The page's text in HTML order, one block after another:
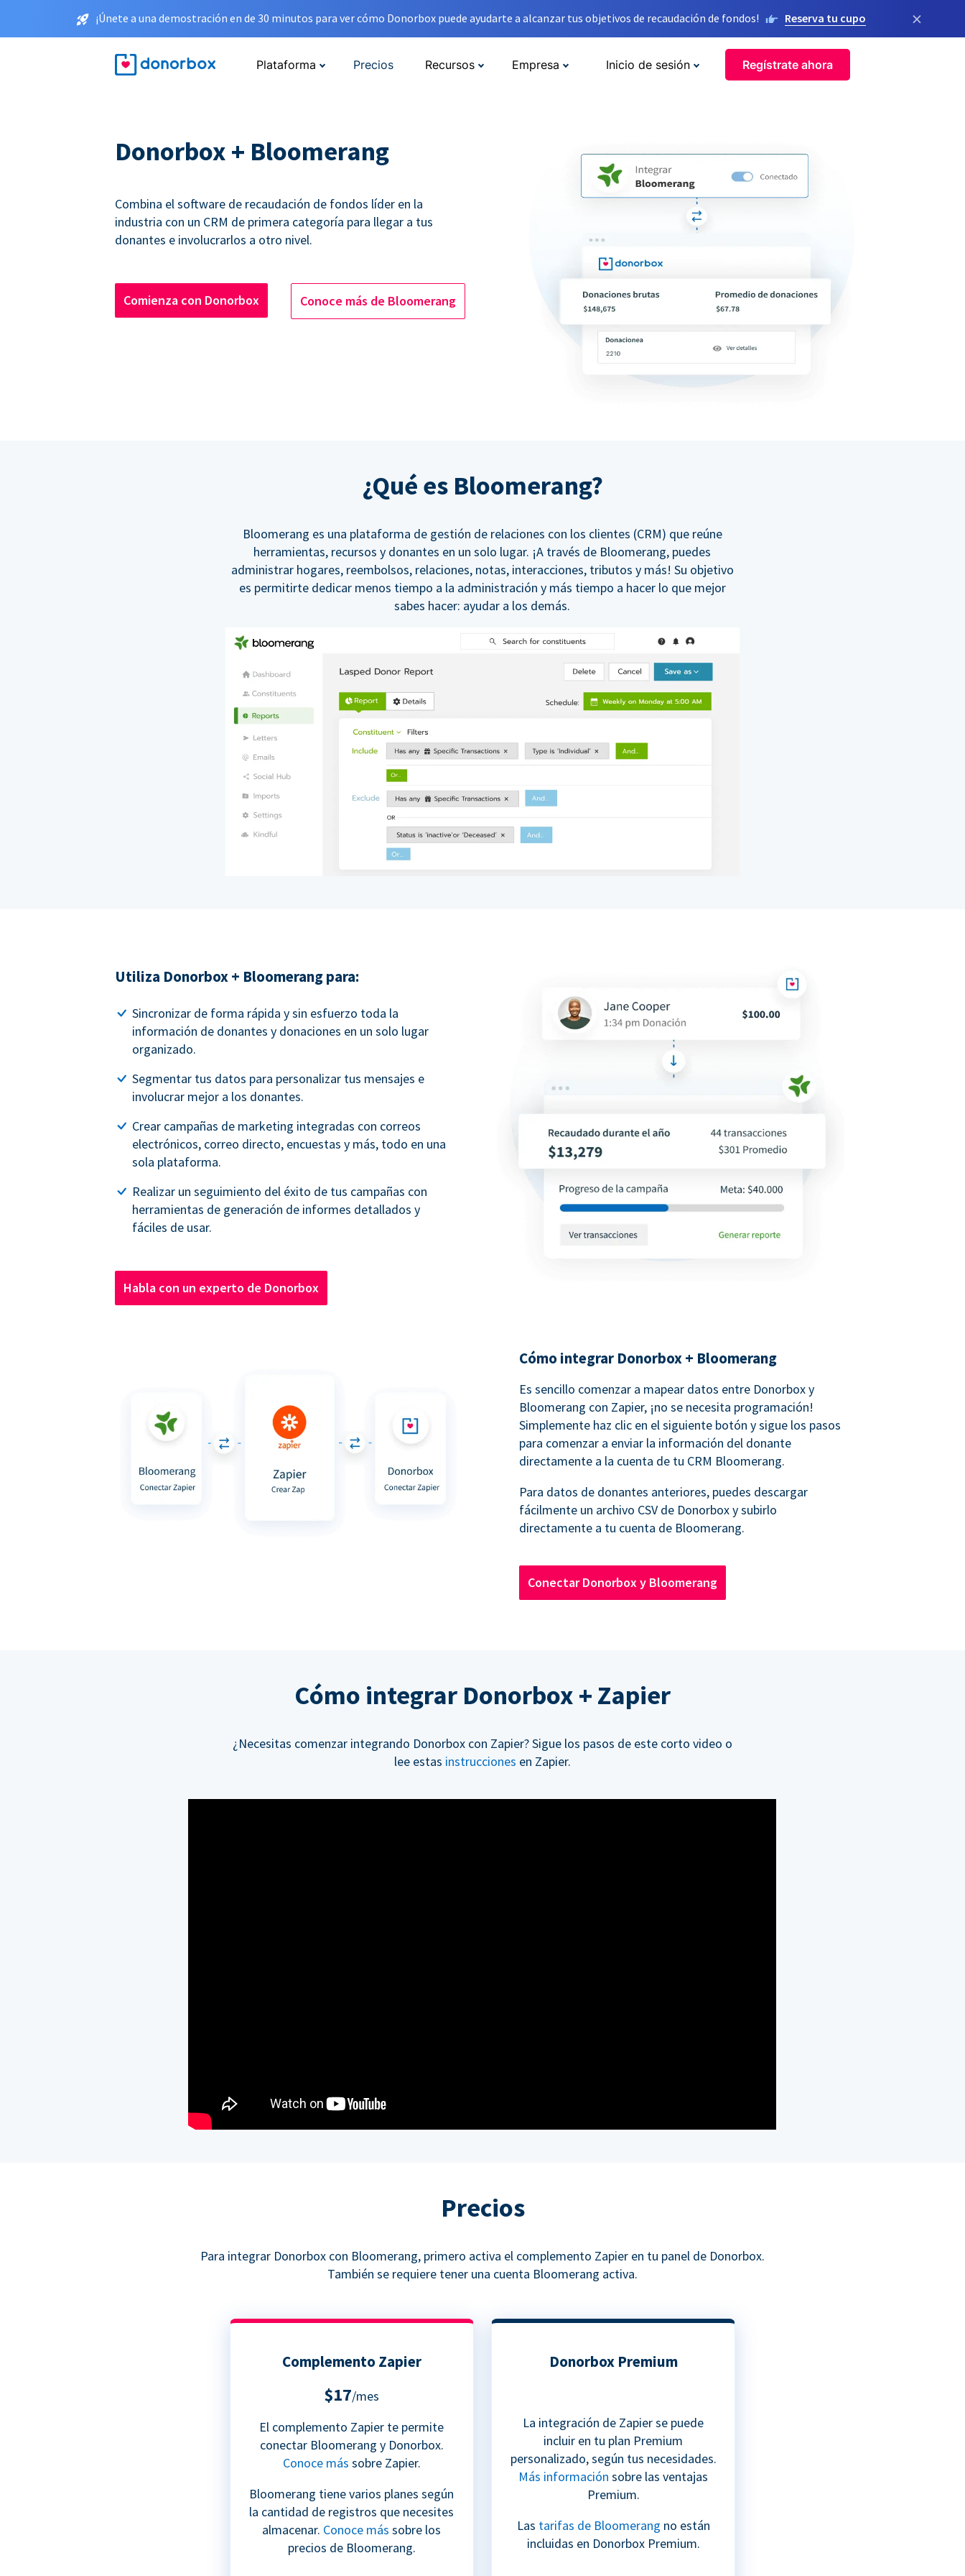
¡Únete a una demostración en de 30 minutos para ver cómo Donorbox puede ayudarte a alcanzar tus objetivos de recaudación de fondos! Reserva tu cupo ×
Plataforma Precios Recursos Empresa Inicio de sesión Regístrate ahora
Donorbox + Bloomerang
Combina el software de recaudación de fondos líder en la
industria con un CRM de primera categoría para llegar a tus
donantes e involucrarlos a otro nivel.
Comienza con Donorbox Conoce más de Bloomerang
¿Qué es Bloomerang?
Bloomerang es una plataforma de gestión de relaciones con los clientes (CRM) que reúne
herramientas, recursos y donantes en un solo lugar. ¡A través de Bloomerang, puedes
administrar hogares, reembolsos, relaciones, notas, interacciones, tributos y más! Su objetivo
es permitirte dedicar menos tiempo a la administración y más tiempo a hacer lo que mejor
sabes hacer: ayudar a los demás.
Utiliza Donorbox + Bloomerang para:
Sincronizar de forma rápida y sin esfuerzo toda la
información de donantes y donaciones en un solo lugar
organizado.
Segmentar tus datos para personalizar tus mensajes e
involucrar mejor a los donantes.
Crear campañas de marketing integradas con correos
electrónicos, correo directo, encuestas y más, todo en una
sola plataforma.
Realizar un seguimiento del éxito de tus campañas con
herramientas de generación de informes detallados y
fáciles de usar.
Habla con un experto de Donorbox
Cómo integrar Donorbox + Bloomerang
Es sencillo comenzar a mapear datos entre Donorbox y
Bloomerang con Zapier, ¡no se necesita programación!
Simplemente haz clic en el siguiente botón y sigue los pasos
para comenzar a enviar la información del donante
directamente a la cuenta de tu CRM Bloomerang.
Para datos de donantes anteriores, puedes descargar
fácilmente un archivo CSV de Donorbox y subirlo
directamente a tu cuenta de Bloomerang.
Conectar Donorbox y Bloomerang
Cómo integrar Donorbox + Zapier
¿Necesitas comenzar integrando Donorbox con Zapier? Sigue los pasos de este corto video o
lee estas instrucciones en Zapier.
Precios
Para integrar Donorbox con Bloomerang, primero activa el complemento Zapier en tu panel de Donorbox.
También se requiere tener una cuenta Bloomerang activa.
Complemento Zapier
$17/mes
El complemento Zapier te permite
conectar Bloomerang y Donorbox.
Conoce más sobre Zapier.
Bloomerang tiene varios planes según
la cantidad de registros que necesites
almacenar. Conoce más sobre los
precios de Bloomerang.
Donorbox Premium
La integración de Zapier se puede
incluir en tu plan Premium
personalizado, según tus necesidades.
Más información sobre las ventajas
Premium.
Las tarifas de Bloomerang no están
incluidas en Donorbox Premium.